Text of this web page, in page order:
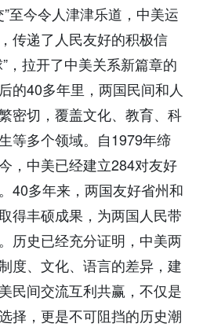
至今令人津津乐道，中美运
传递了人民友好的积极信
，拉开了中美关系新篇章的
的40多年里，两国民间和人
密切，覆盖文化、教育、科
等多个领域。自1979年缔
，中美已经建立284对友好
40多年来，两国友好省州和
得丰硕成果，为两国人民带
历史已经充分证明，中美两
度、文化、语言的差异，建
民间交流互利共赢，不仅是
择，更是不可阻挡的历史潮